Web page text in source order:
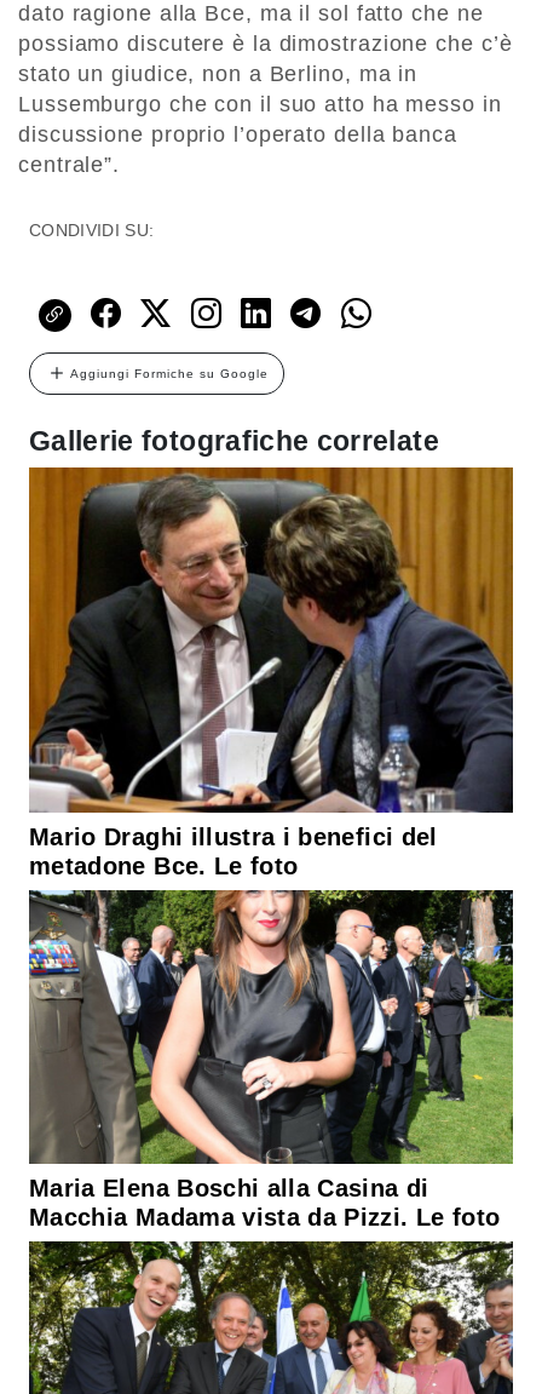
dato ragione alla Bce, ma il sol fatto che ne
possiamo discutere è la dimostrazione che c’è
stato un giudice, non a Berlino, ma in
Lussemburgo che con il suo atto ha messo in
discussione proprio l’operato della banca
centrale”.
CONDIVIDI SU:
Aggiungi Formiche su Google
Gallerie fotografiche correlate
Mario Draghi illustra i benefici del
metadone Bce. Le foto
Maria Elena Boschi alla Casina di
Macchia Madama vista da Pizzi. Le foto